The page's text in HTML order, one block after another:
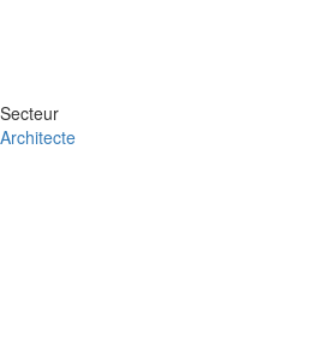
Secteur
Architecte